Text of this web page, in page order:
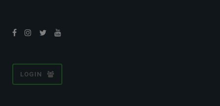
LOGIN